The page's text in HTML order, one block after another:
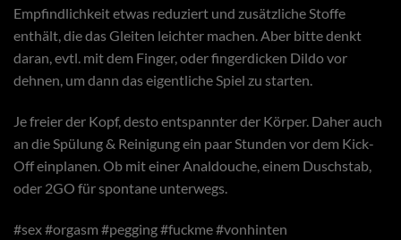
Empfindlichkeit etwas reduziert und zusätzliche Stoffe
enthält, die das Gleiten leichter machen. Aber bitte denkt
daran, evtl. mit dem Finger, oder fingerdicken Dildo vor
dehnen, um dann das eigentliche Spiel zu starten.
Je freier der Kopf, desto entspannter der Körper. Daher auch
an die Spülung & Reinigung ein paar Stunden vor dem Kick-
Off einplanen. Ob mit einer Analdouche, einem Duschstab,
oder 2GO für spontane unterwegs.
#sex #orgasm #pegging #fuckme #vonhinten